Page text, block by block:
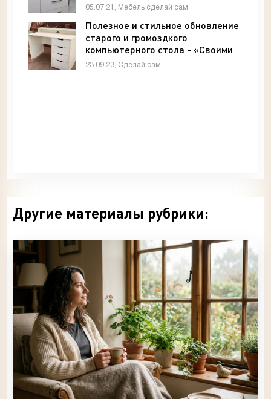
05.07.21, Мебель сделай сам
Полезное и стильное обновление
старого и громоздкого
компьютерного стола - «Своими
руками»
23.09.23, Сделай сам
Другие материалы рубрики: